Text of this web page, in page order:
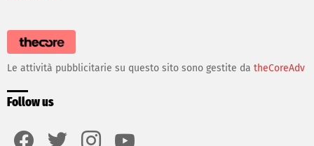
Le attività pubblicitarie su questo sito sono gestite da theCoreAdv
Follow us